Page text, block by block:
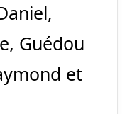
Guédou
et